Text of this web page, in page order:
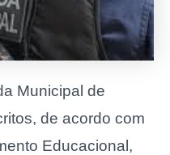
Municipal de
de acordo com
Educacional,